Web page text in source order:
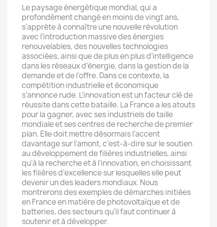
Le paysage énergétique mondial, qui a
profondément changé en moins de vingt ans,
s’apprête à connaître une nouvelle révolution
avec l’introduction massive des énergies
renouvelables, des nouvelles technologies
associées, ainsi que de plus en plus d’intelligence
dans les réseaux d’énergie, dans la gestion de la
demande et de l’offre. Dans ce contexte, la
compétition industrielle et économique
s’annonce rude. L’innovation est un facteur clé de
réussite dans cette bataille. La France a les atouts
pour la gagner, avec ses industriels de taille
mondiale et ses centres de recherche de premier
plan. Elle doit mettre désormais l’accent
davantage sur l’amont, c’est-à-dire sur le soutien
au développement de filières industrielles, ainsi
qu’à la recherche et à l’innovation, en choisissant
les filières d’excellence sur lesquelles elle peut
devenir un des leaders mondiaux. Nous
montrerons des exemples de démarches initiées
en France en matière de photovoltaïque et de
batteries, des secteurs qu’il faut continuer à
soutenir et à développer.